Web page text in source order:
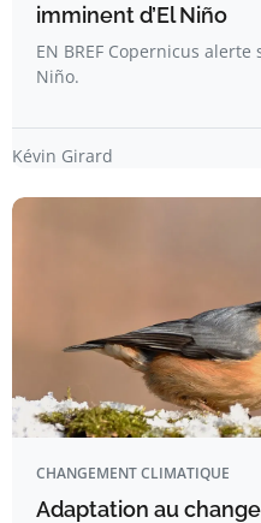
imminent d’El Niño
EN BREF Copernicus
Niño.
Kévin Girard
CHANGEMENT CLIMATIQUE
Adaptation au